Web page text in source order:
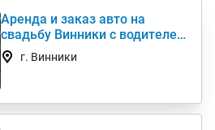
Аренда и заказ авто на
свадьбу Винники с водителем
Chrysler, Mercedes, Toyota
г. Винники